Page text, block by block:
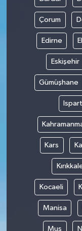
Çorum
Edirne
Eskişehir
Gümüşhane
Kars
Kocaeli
Manisa
Muş